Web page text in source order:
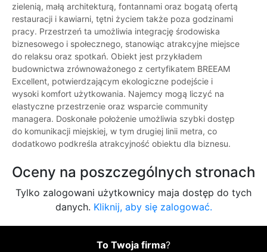
zielenią, małą architekturą, fontannami oraz bogatą ofertą
restauracji i kawiarni, tętni życiem także poza godzinami
pracy. Przestrzeń ta umożliwia integrację środowiska
biznesowego i społecznego, stanowiąc atrakcyjne miejsce
do relaksu oraz spotkań. Obiekt jest przykładem
budownictwa zrównoważonego z certyfikatem BREEAM
Excellent, potwierdzającym ekologiczne podejście i
wysoki komfort użytkowania. Najemcy mogą liczyć na
elastyczne przestrzenie oraz wsparcie community
managera. Doskonałe położenie umożliwia szybki dostęp
do komunikacji miejskiej, w tym drugiej linii metra, co
dodatkowo podkreśla atrakcyjność obiektu dla biznesu.
Oceny na poszczególnych stronach
Tylko zalogowani użytkownicy maja dostęp do tych
danych. Kliknij, aby się zalogować.
To Twoja firma?